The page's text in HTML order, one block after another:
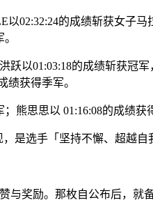
的成绩斩获女子马
以01:03:18的成绩斩获冠
绩获得季军。
思思以 01:16:08的成绩获
选手「坚持不懈、超越自
奖励。那枚自公布后，就